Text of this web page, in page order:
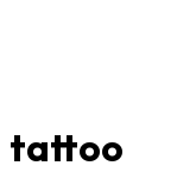
tattoo